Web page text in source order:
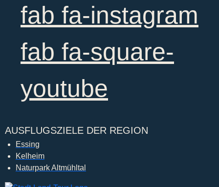
fab fa-instagram
fab fa-square-
youtube
AUSFLUGSZIELE DER REGION
Essing
Kelheim
Naturpark Altmühltal